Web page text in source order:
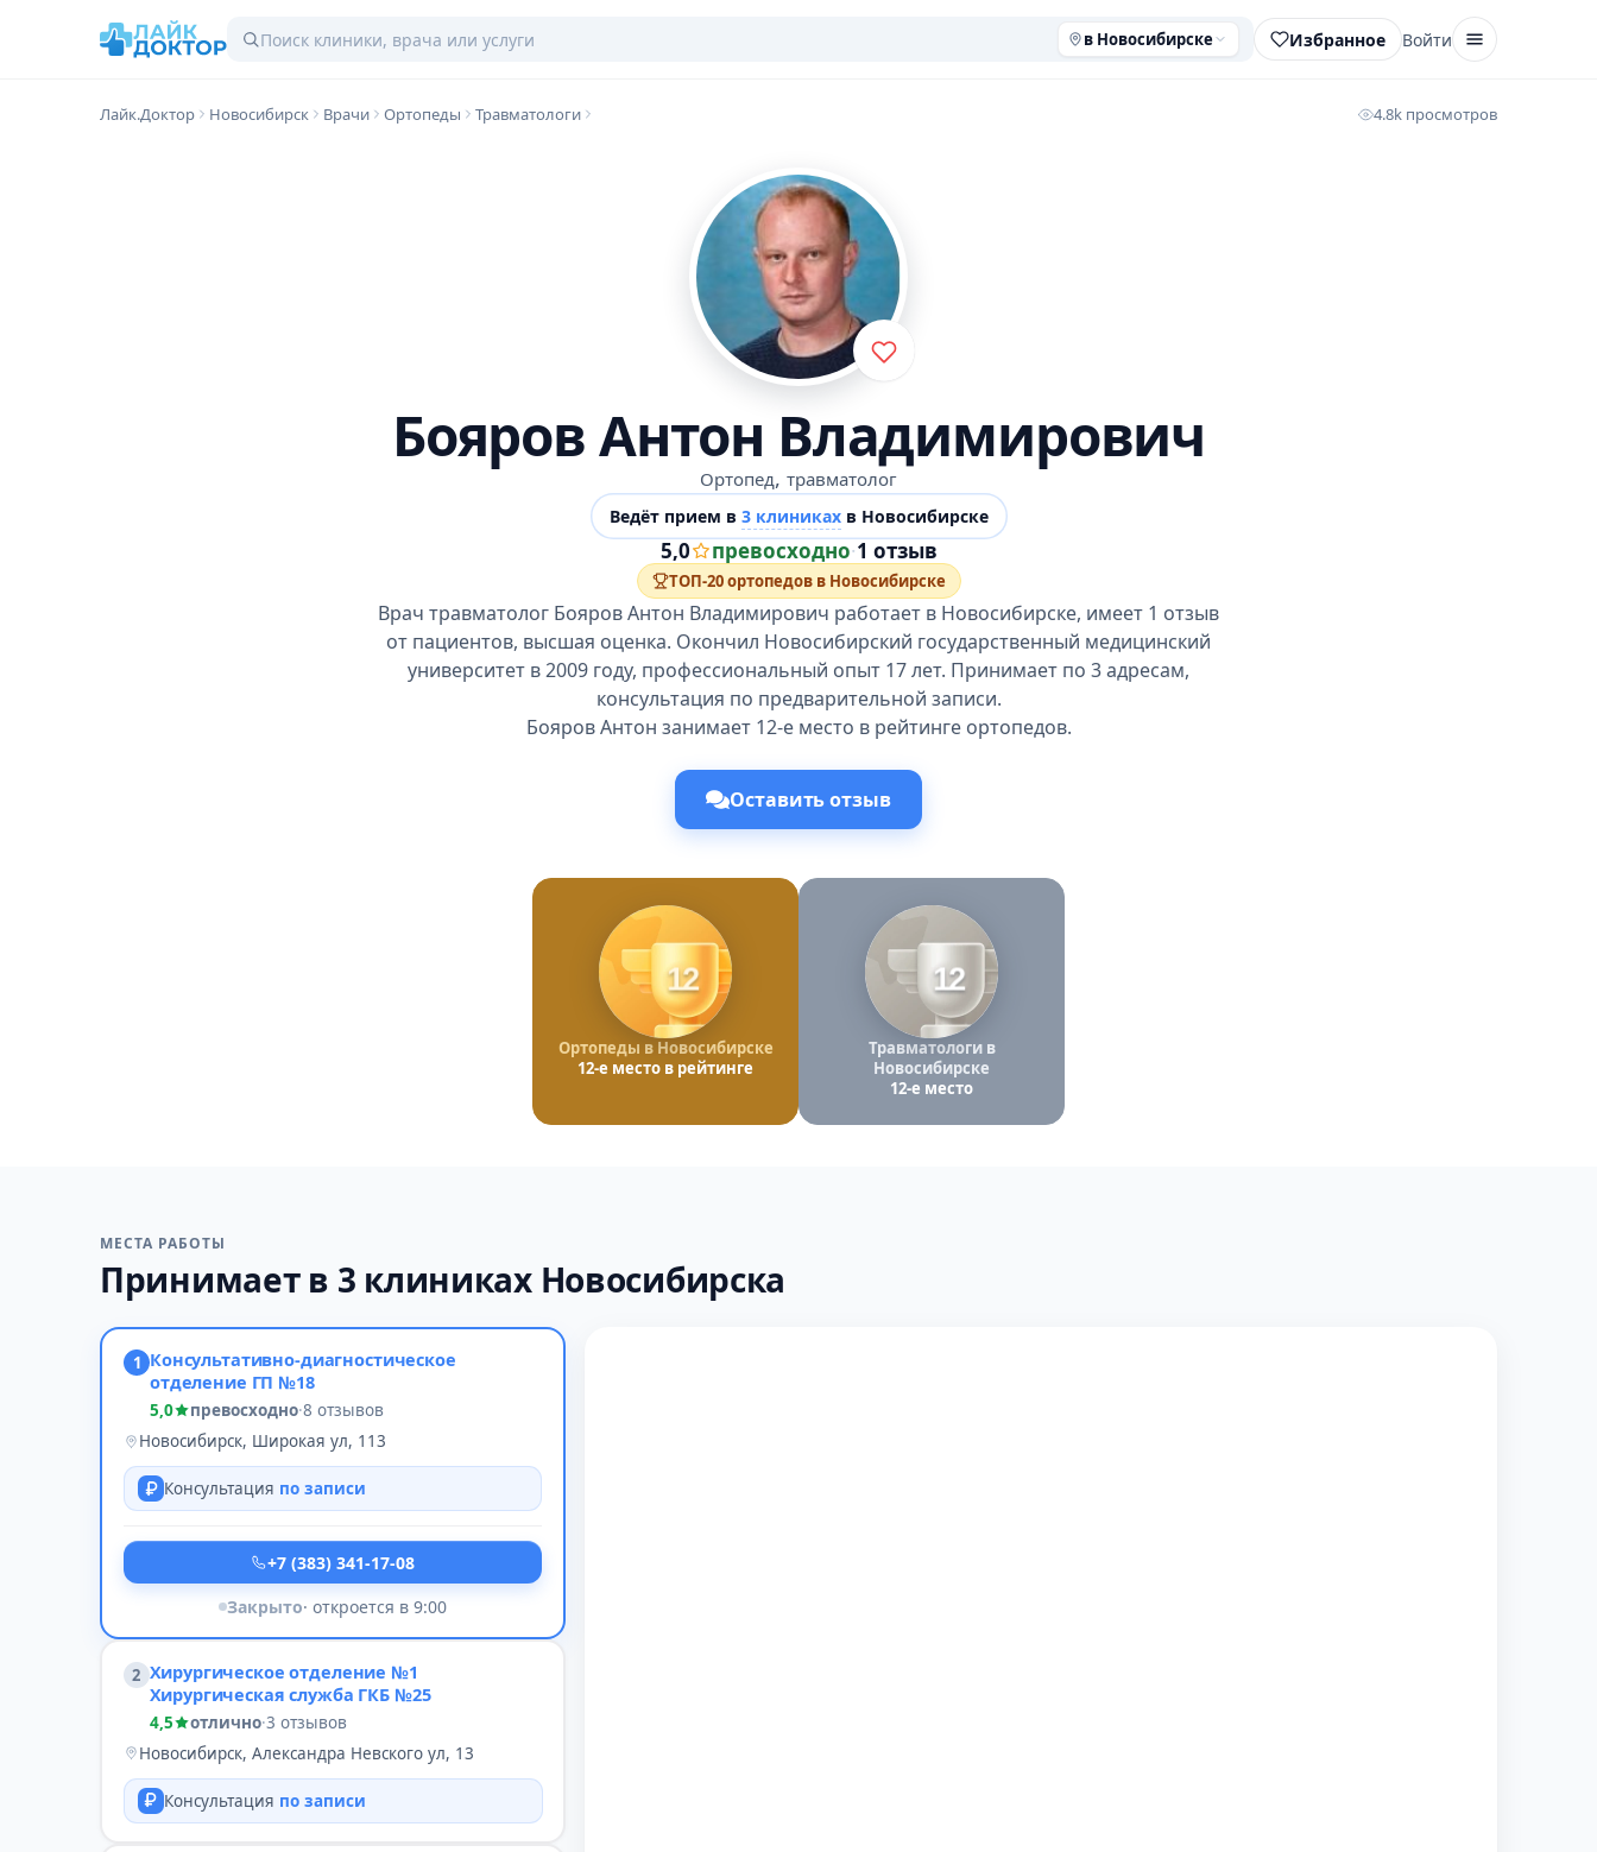
в Новосибирске Избранное Войти
Лайк.Доктор Новосибирск Врачи Ортопеды Травматологи 4.8k просмотров
Бояров Антон Владимирович
Ортопед, травматолог
Ведёт прием в 3 клиникахв Новосибирске
5,0 превосходно·1 отзыв
ТОП-20 ортопедов в Новосибирске
Врач травматолог Бояров Антон Владимирович работает в Новосибирске, имеет 1 отзыв
от пациентов, высшая оценка. Окончил Новосибирский государственный медицинский
университет в 2009 году, профессиональный опыт 17 лет. Принимает по 3 адресам,
консультация по предварительной записи.
Бояров Антон занимает 12-е место в рейтинге ортопедов.
Оставить отзыв
12
Ортопеды в Новосибирске
12-е место в рейтинге
12
Травматологи в
Новосибирске
12-е место
МЕСТА РАБОТЫ
Принимает в 3 клиниках Новосибирска
1 Консультативно-диагностическое
отделение ГП №18
5,0 превосходно·8 отзывов
Новосибирск, Широкая ул, 113
Консультация по записи
+7 (383) 341-17-08
Закрыто· откроется в 9:00
2 Хирургическое отделение №1
Хирургическая служба ГКБ №25
4,5 отлично·3 отзывов
Новосибирск, Александра Невского ул, 13
Консультация по записи